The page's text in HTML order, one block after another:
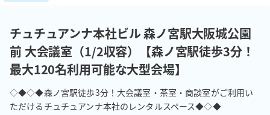
チュチュアンナ本社ビル 森ノ宮駅大阪城公園
前 大会議室（1/2収容）【森ノ宮駅徒歩3分！
最大120名利用可能な大型会場】
◇◆◇◆森ノ宮駅徒歩3分！大会議室・茶室・商談室がご利用い
ただけるチュチュアンナ本社のレンタルスペース◆◇◆